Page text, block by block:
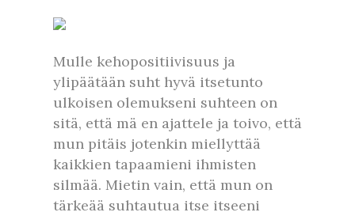
Mulle kehopositiivisuus ja
ylipäätään suht hyvä itsetunto
ulkoisen olemukseni suhteen on
sitä, että mä en ajattele ja toivo, että
mun pitäis jotenkin miellyttää
kaikkien tapaamieni ihmisten
silmää. Mietin vain, että mun on
tärkeää suhtautua itse itseeni